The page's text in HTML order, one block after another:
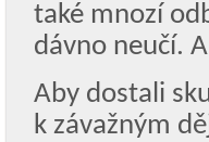
také mnozí
dávno neučí.
Aby dostali
k závažným